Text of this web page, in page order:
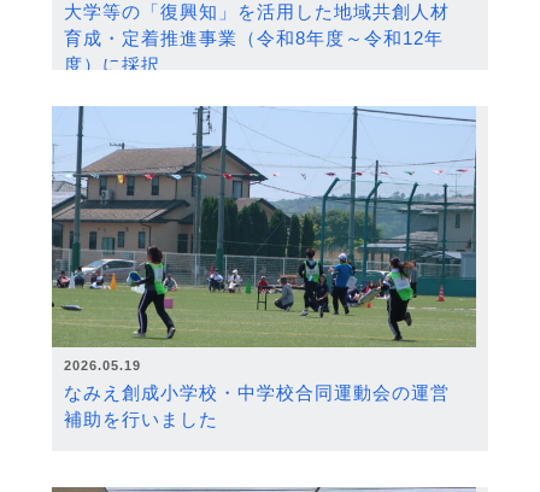
大学等の「復興知」を活用した地域共創人材
育成・定着推進事業（令和8年度～令和12年
度）に採択
2026.05.19
なみえ創成小学校・中学校合同運動会の運営
補助を行いました